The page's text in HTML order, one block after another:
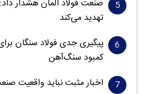
صنعت فولاد آلمان هشدار
تهدید می‌کند
پیگیری جدی فولاد سنگان
کمبود سنگ‌آهن
اخبار مثبت نباید واقعیت